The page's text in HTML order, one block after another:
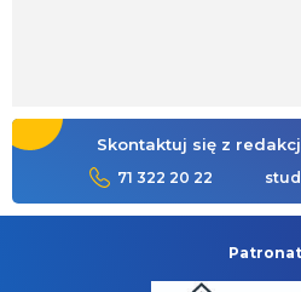
Skontaktuj się z
71 322 20 22